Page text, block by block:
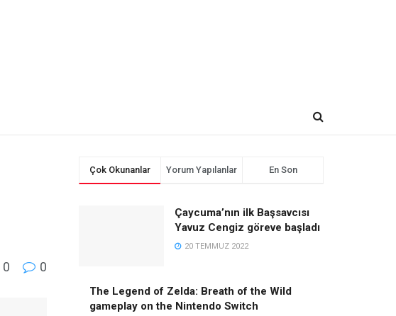
0 0
Çok Okunanlar Yorum Yapılanlar En Son
Çaycuma’nın ilk Başsavcısı
Yavuz Cengiz göreve başladı
20 TEMMUZ 2022
The Legend of Zelda: Breath of the Wild
gameplay on the Nintendo Switch